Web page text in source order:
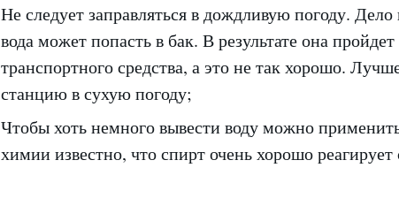
Не следует заправляться в дождливую погоду.
вода может попасть в бак. В результате она
транспортного средства, а это не так хорошо.
станцию в сухую погоду;
Чтобы хоть немного вывести воду можно
химии известно, что спирт очень хорошо реагирует